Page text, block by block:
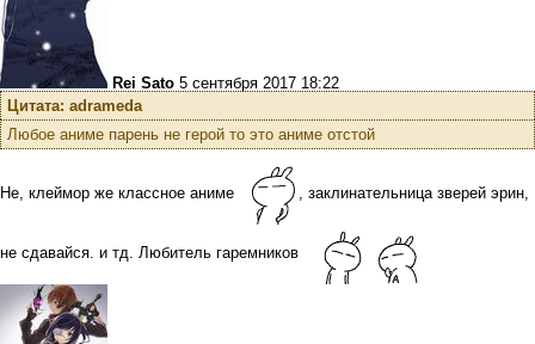
Rei Sato 5 сентября 2017 18:22
Цитата: adrameda
Любое аниме парень не герой то это аниме отстой
Не, клеймор же классное аниме , заклинательница зверей эрин,
не сдавайся. и тд. Любитель гаремников